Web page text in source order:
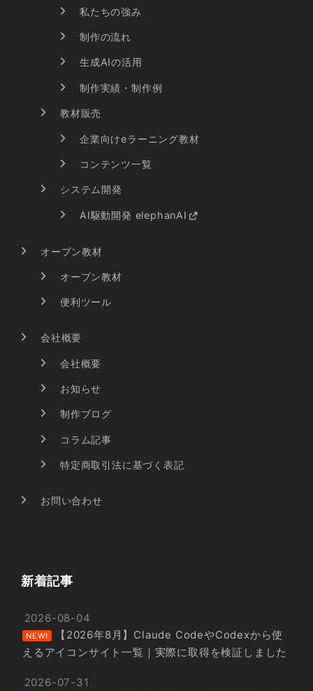
私たちの強み
制作の流れ
生成AIの活用
制作実績・制作例
教材販売
企業向けeラーニング教材
コンテンツ一覧
システム開発
AI駆動開発 elephanAI
オープン教材
オープン教材
便利ツール
会社概要
会社概要
お知らせ
制作ブログ
コラム記事
特定商取引法に基づく表記
お問い合わせ
新着記事
2026-08-04
NEW!
【2026年8月】Claude CodeやCodexから使
えるアイコンサイト一覧｜実際に取得を検証しました
2026-07-31